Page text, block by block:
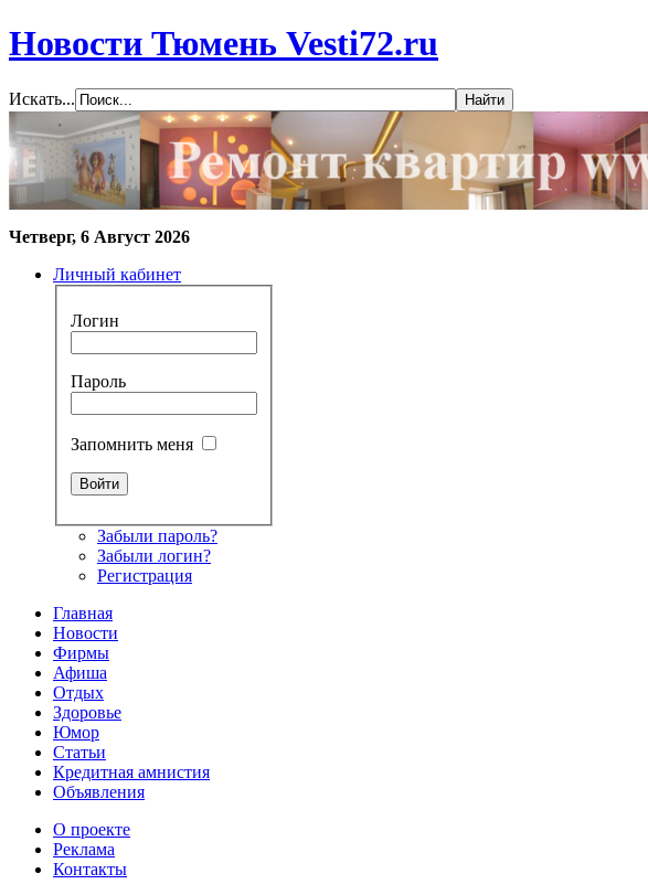
Новости Тюмень Vesti72.ru
Искать...
Четверг, 6 Август 2026
Личный кабинет
Логин
Пароль
Запомнить меня
Забыли пароль?
Забыли логин?
Регистрация
Главная
Новости
Фирмы
Афиша
Отдых
Здоровье
Юмор
Статьи
Кредитная амнистия
Объявления
О проекте
Реклама
Контакты